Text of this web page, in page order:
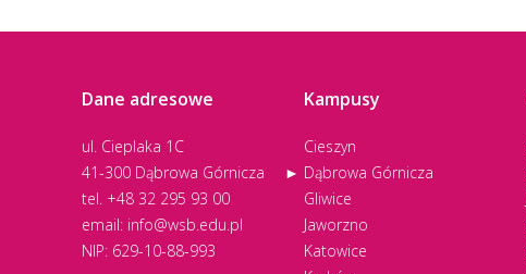
Dane adresowe
ul. Cieplaka 1C
41-300 Dąbrowa Górnicza
tel. +48 32 295 93 00
email: info@wsb.edu.pl
NIP: 629-10-88-993
Kampusy
Cieszyn
Dąbrowa Górnicza
Gliwice
Jaworzno
Katowice